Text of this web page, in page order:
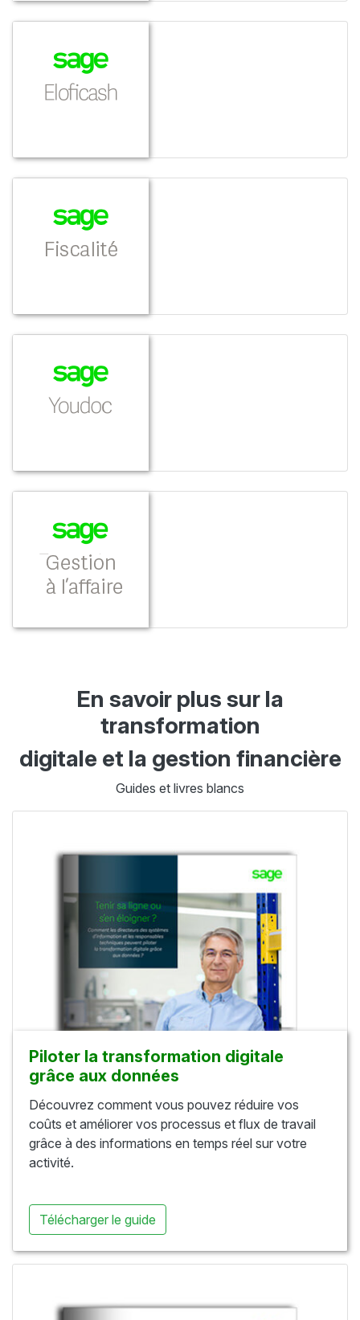
En savoir plus sur la
transformation
digitale et la gestion financière​
Guides et livres blancs
Piloter la transformation digitale
grâce aux données​
Découvrez comment vous pouvez réduire vos
coûts et améliorer vos processus et flux de travail
grâce à des informations en temps réel sur votre
activité.
Télécharger le guide